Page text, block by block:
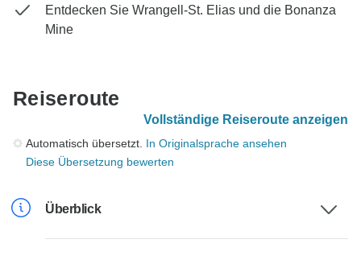
Entdecken Sie Wrangell-St. Elias und die Bonanza
Mine
Reiseroute
Vollständige Reiseroute anzeigen
Automatisch übersetzt. In Originalsprache ansehen
Diese Übersetzung bewerten
Überblick